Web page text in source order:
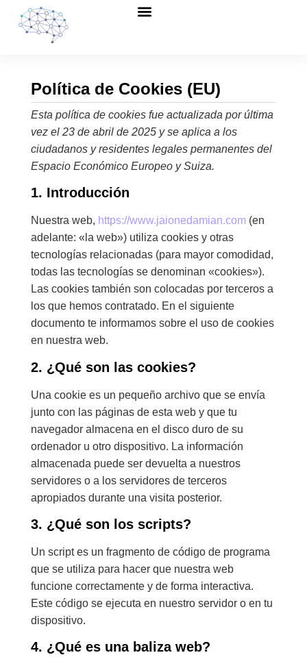
Política de Cookies (EU)
Esta política de cookies fue actualizada por última
vez el 23 de abril de 2025 y se aplica a los
ciudadanos y residentes legales permanentes del
Espacio Económico Europeo y Suiza.
1. Introducción
Nuestra web, https://www.jaionedamian.com(en
adelante: «la web») utiliza cookies y otras
tecnologías relacionadas (para mayor comodidad,
todas las tecnologías se denominan «cookies»).
Las cookies también son colocadas por terceros a
los que hemos contratado. En el siguiente
documento te informamos sobre el uso de cookies
en nuestra web.
2. ¿Qué son las cookies?
Una cookie es un pequeño archivo que se envía
junto con las páginas de esta web y que tu
navegador almacena en el disco duro de su
ordenador u otro dispositivo. La información
almacenada puede ser devuelta a nuestros
servidores o a los servidores de terceros
apropiados durante una visita posterior.
3. ¿Qué son los scripts?
Un script es un fragmento de código de programa
que se utiliza para hacer que nuestra web
funcione correctamente y de forma interactiva.
Este código se ejecuta en nuestro servidor o en tu
dispositivo.
4. ¿Qué es una baliza web?